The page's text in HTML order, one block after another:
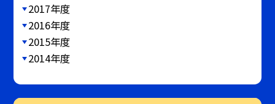
2017年度
2016年度
2015年度
2014年度